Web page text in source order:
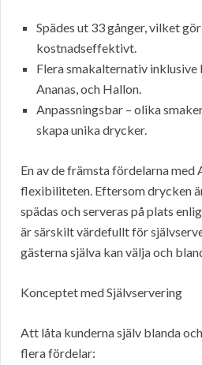
Spädes ut 33 gånger, vilket
kostnadseffektivt.
Flera smakalternativ
Ananas, och Hallon.
Anpassningsbar – olika
skapa unika drycker.
En av de främsta fördelarna
flexibiliteten. Eftersom drycken
spädas och serveras på plats
är särskilt värdefullt för
gästerna själva kan välja och
Konceptet med Självservering
Att låta kunderna själv blanda
flera fördelar: